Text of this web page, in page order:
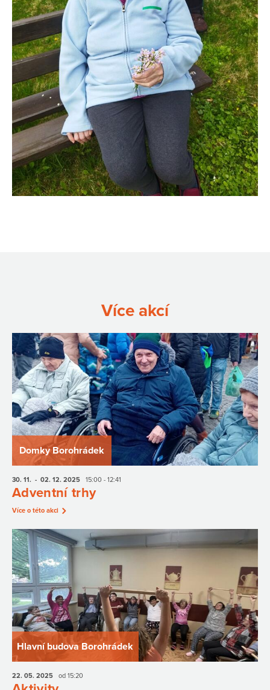
Více akcí
Domky Borohrádek
30. 11. - 02. 12. 2025 15:00 - 12:41
Adventní trhy
Více o této akci
Hlavní budova Borohrádek
22. 05. 2025 od 15:20